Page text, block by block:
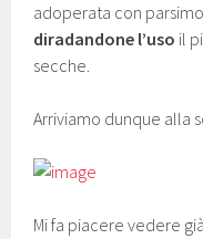
adoperata con
diradandone l’uso il
secche.
Arriviamo dunque alla
Mi fa piacere vedere